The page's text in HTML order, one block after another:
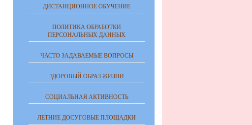
ДИСТАНЦИОННОЕ ОБУЧЕНИЕ
ПОЛИТИКА ОБРАБОТКИ
ПЕРСОНАЛЬНЫХ ДАННЫХ
ЧАСТО ЗАДАВАЕМЫЕ ВОПРОСЫ
ЗДОРОВЫЙ ОБРАЗ ЖИЗНИ
СОЦИАЛЬНАЯ АКТИВНОСТЬ
ЛЕТНИЕ ДОСУГОВЫЕ ПЛОЩАДКИ